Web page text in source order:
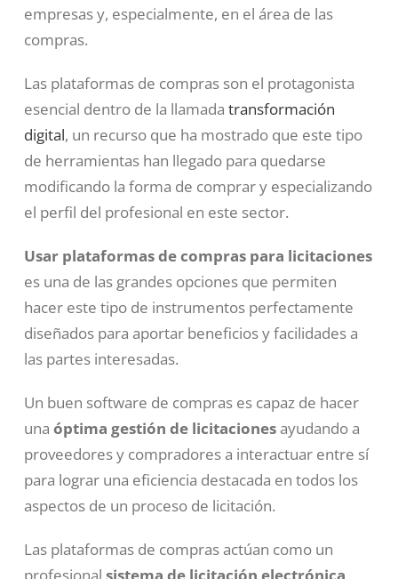
empresas y, especialmente, en el área de las
compras.
Las plataformas de compras son el protagonista
esencial dentro de la llamada transformación
digital, un recurso que ha mostrado que este tipo
de herramientas han llegado para quedarse
modificando la forma de comprar y especializando
el perfil del profesional en este sector.
Usar plataformas de compras para licitaciones
es una de las grandes opciones que permiten
hacer este tipo de instrumentos perfectamente
diseñados para aportar beneficios y facilidades a
las partes interesadas.
Un buen software de compras es capaz de hacer
una óptima gestión de licitacionesayudando a
proveedores y compradores a interactuar entre sí
para lograr una eficiencia destacada en todos los
aspectos de un proceso de licitación.
Las plataformas de compras actúan como un